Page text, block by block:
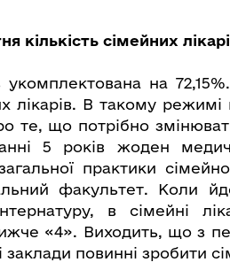
кількість сімейних
укомплектована на
лікарів. В такому
те, що потрібно
5 років жоден
практики
факультет. Коли
в сімейні
«4». Виходить, що з
заклади повинні зробити